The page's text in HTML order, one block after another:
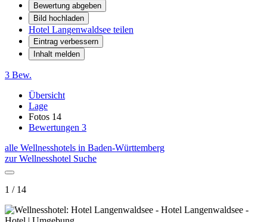
Bewertung abgeben
Bild hochladen
Hotel Langenwaldsee teilen
Eintrag verbessern
Inhalt melden
3 Bew.
Übersicht
Lage
Fotos 14
Bewertungen 3
alle Wellnesshotels in Baden-Württemberg
zur Wellnesshotel Suche
1 / 14